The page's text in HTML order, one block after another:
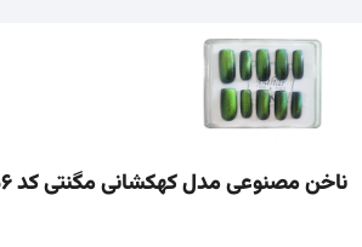
ناخن مصنوعی مدل کهکشانی مگنتی کد 56 بسته 10 عددی
تصاویر محصول
تصویر شاخص محصول
سایر تصاویر محصول - تصاویر بندانگشتی